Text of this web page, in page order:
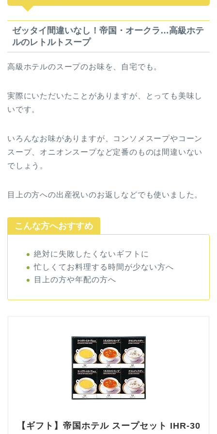
ゼッタイ間違いなし！帝国・オークラ…高級ホテ
ルのレトルトスープ
高級ホテルのスープのお味を、自宅でも。
実際にいただいたことがありますが、とっても美味し
いです。
いろんなお味がありますが、コンソメスープやコーン
スープ、オニオンスープなど定番のものは間違いない
でしょう。
目上の方への出産祝いのお返しなどでも使いました。
こんな方へおすすめ
絶対に失敗したくないギフトに
忙しくてお料理する時間が少ない方へ
目上の方や年配の方へ
【ギフト】帝国ホテル スープセット IHR-30